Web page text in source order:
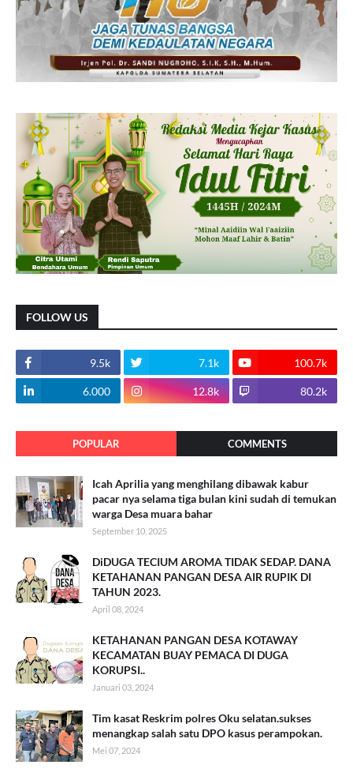
FOLLOW US
9.5k 7.1k 100.7k
6.000 12.8k 80.2k
POPULAR COMMENTS
Icah Aprilia yang menghilang dibawak kabur
pacar nya selama tiga bulan kini sudah di temukan
warga Desa muara bahar
September 10, 2025
DiDUGA TECIUM AROMA TIDAK SEDAP. DANA
KETAHANAN PANGAN DESA AIR RUPIK DI
TAHUN 2023.
April 08, 2024
KETAHANAN PANGAN DESA KOTAWAY
KECAMATAN BUAY PEMACA DI DUGA
KORUPSI..
Januari 03, 2024
Tim kasat Reskrim polres Oku selatan.sukses
menangkap salah satu DPO kasus perampokan.
Mei 07, 2024